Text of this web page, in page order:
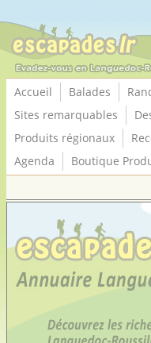
Accueil Balades
Sites remarquables
Produits régionaux
Agenda
Boutique